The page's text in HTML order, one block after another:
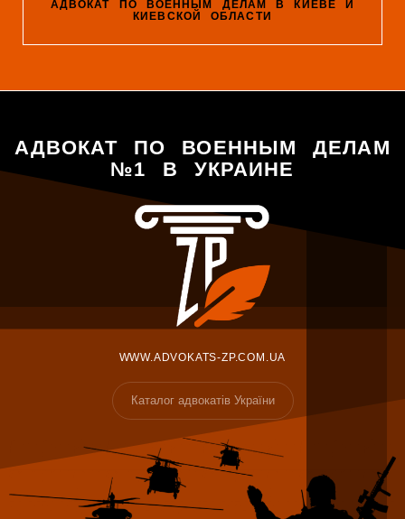
АДВОКАТ ПО ВОЕННЫМ ДЕЛАМ В КИЕВЕ И
КИЕВСКОЙ ОБЛАСТИ
АДВОКАТ ПО ВОЕННЫМ ДЕЛАМ
№1 В УКРАИНЕ
WWW.ADVOKATS-ZP.COM.UA
Каталог адвокатів України